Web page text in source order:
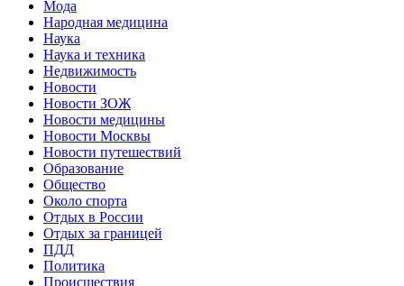
Мода
Народная медицина
Наука
Наука и техника
Недвижимость
Новости
Новости ЗОЖ
Новости медицины
Новости Москвы
Новости путешествий
Образование
Общество
Около спорта
Отдых в России
Отдых за границей
ПДД
Политика
Происшествия